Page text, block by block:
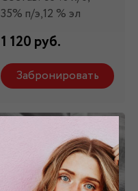
35% п/э,12 % эл
1 120 руб.
Забронировать